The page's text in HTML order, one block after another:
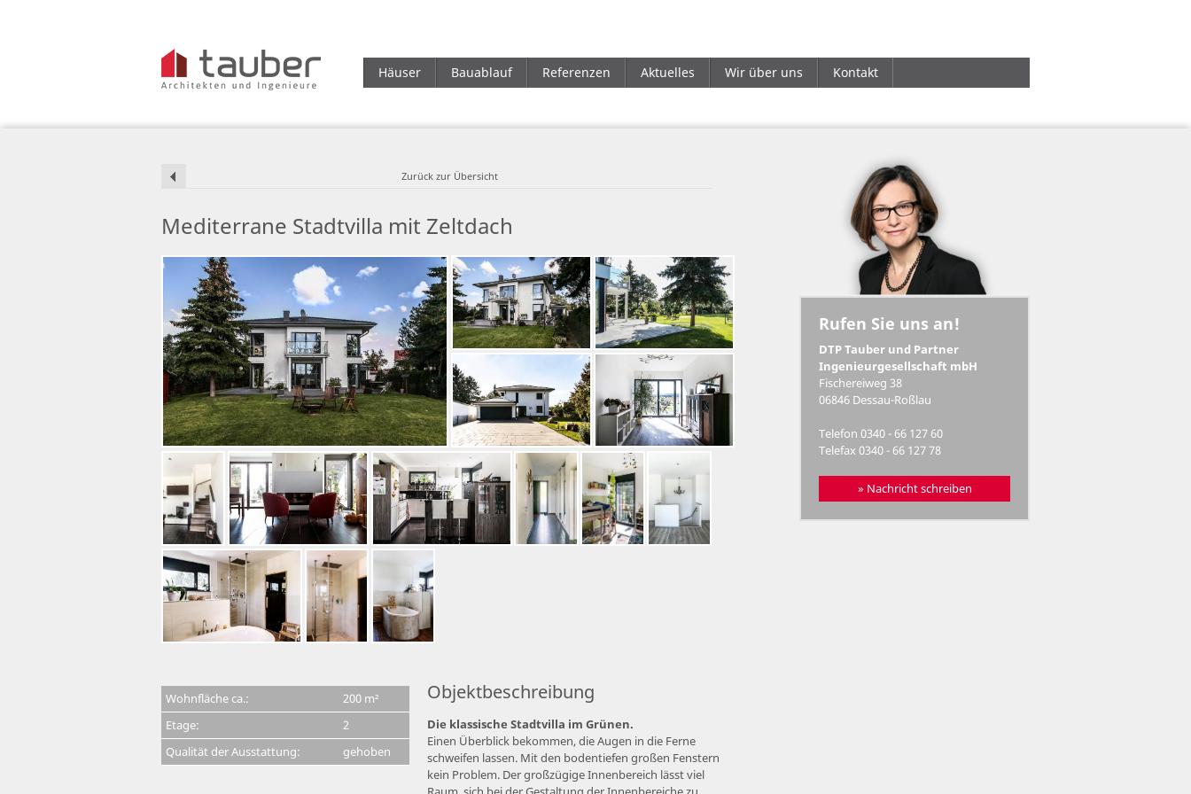
Häuser Bauablauf Referenzen Aktuelles Wir über uns Kontakt
Zurück zur Übersicht
Mediterrane Stadtvilla mit Zeltdach
Wohnfläche ca.:
200 m²
Etage:
2
Qualität der Ausstattung:
gehoben
Objektbeschreibung
Die klassische Stadtvilla im Grünen.
Einen Überblick bekommen, die Augen in die Ferne
schweifen lassen. Mit den bodentiefen großen Fenstern
kein Problem. Der großzügige Innenbereich lässt viel
Rufen Sie uns an!
DTP Tauber und Partner
Ingenieurgesellschaft mbH
Fischereiweg 38
06846 Dessau-Roßlau
Telefon 0340 - 66 127 60
Telefax 0340 - 66 127 78
» Nachricht schreiben